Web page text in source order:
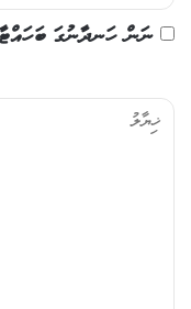
ނަން ހަނދާނުގަ
ޔާ